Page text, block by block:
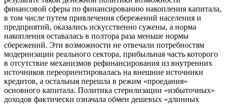
финансовой сферы по финансированию накопления капитала,
в том числе путем привлечения сбережений населения и
предприятий, оказались искусственно сужены, а норма
накопления оставалась в полтора раза меньше нормы
сбережений. Эти возможности не отвечали потребностям
модернизации реального сектора, прибыльная часть которого
в отсутствие механизмов рефинансирования из внутренних
источников переориентировалась на внешние источники
кредитов, а остальная перешла в режим «проедания»
основного капитала. Политика стерилизации «избыточных»
доходов фактически означала обмен дешевых «длинных